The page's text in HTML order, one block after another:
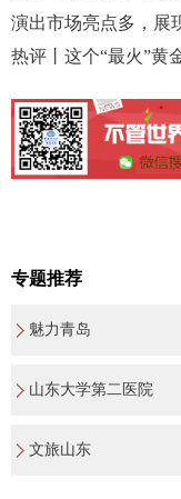
演出市场亮点多，展
热评丨这个“最火”黄
专题推荐
魅力青岛
山东大学第二医院
文旅山东